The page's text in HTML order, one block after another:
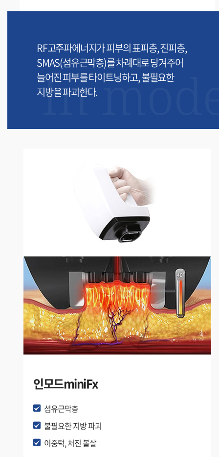
RF고주파에너지가 피부의 표피층, 진피층,
SMAS(섬유근막층)를 차례대로 당겨주어
늘어진 피부를 타이트닝하고, 불필요한
지방을 파괴한다.
In
인모드miniFx
섬유근막층
불필요한 지방 파괴
이중턱, 처진 볼살